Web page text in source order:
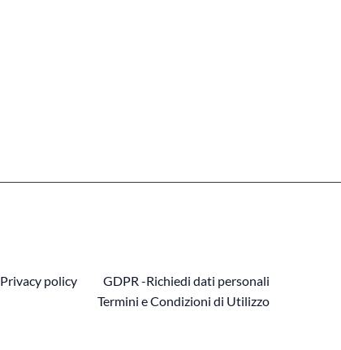
Privacy policy
GDPR -Richiedi dati personali
Termini e Condizioni di Utilizzo